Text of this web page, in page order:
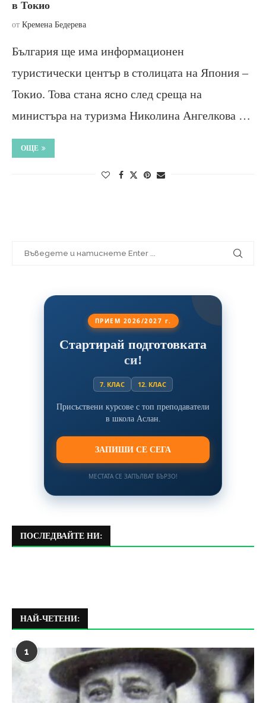
в Токио
от Кремена Бедерева
България ще има информационен
туристически център в столицата на Япония –
Токио. Това стана ясно след среща на
министъра на туризма Николина Ангелкова …
ОЩЕ
ПРИЕМ 2026/2027 г.
Стартирай подготовката
си!
7. КЛАС 12. КЛАС
Присъствени курсове с топ преподаватели
в школа Аслан.
ЗАПИШИ СЕ СЕГА
МЕСТАТА СЕ ЗАПЪЛВАТ БЪРЗО!
ПОСЛЕДВАЙТЕ НИ:
НАЙ-ЧЕТЕНИ:
1